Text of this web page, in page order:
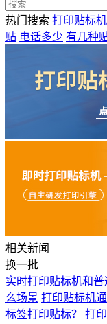
热门搜索 打印贴标机
贴 电话多少 有几种
相关新闻
换一批
实时打印贴标机和
么场景 打印贴标机
标签打印贴标？
打